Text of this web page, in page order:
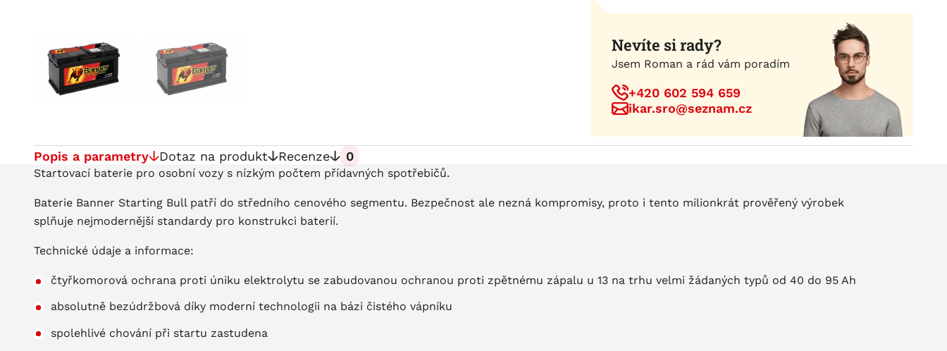
Nevíte si rady?
Jsem Roman a rád vám poradím
+420 602 594 659
ikar.sro@seznam.cz
Popis a parametry Dotaz na produkt Recenze 0
Startovací baterie pro osobní vozy s nízkým počtem přídavných spotřebičů.
Baterie Banner Starting Bull patří do středního cenového segmentu. Bezpečnost ale nezná kompromisy, proto i tento milionkrát prověřený výrobek
splňuje nejmodernější standardy pro konstrukci baterií.
Technické údaje a informace:
čtyřkomorová ochrana proti úniku elektrolytu se zabudovanou ochranou proti zpětnému zápalu u 13 na trhu velmi žádaných typů od 40 do 95 Ah
absolutně bezúdržbová díky moderní technologii na bázi čistého vápníku
spolehlivé chování při startu zastudena